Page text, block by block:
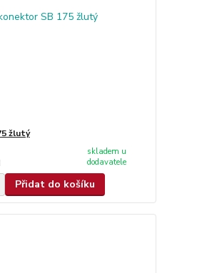
žlutý
skladem u
dodavatele
Přidat do košíku